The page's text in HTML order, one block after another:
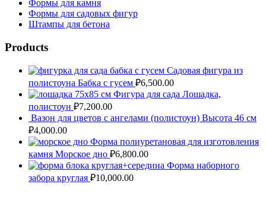
Имя*
Email*
Формы для камня
Формы для садовых фигур
Штампы для бетона
Products
Садовая фигура из
полистоуна Бабка с гусем ₽6,500.00
Фигура для сада Лошадка,
полистоун ₽7,200.00
Вазон для цветов с ангелами (полистоун) Высота 46 см
₽4,000.00
Форма полиуретановая для изготовления
камня Морское дно ₽6,800.00
Форма наборного
забора круглая ₽10,000.00